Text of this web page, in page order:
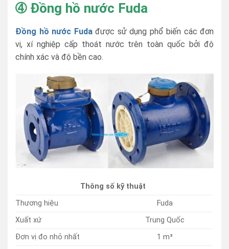
➃ Đồng hồ nước Fuda
Đồng hồ nước Fuda được sử dụng phổ biến các đơn
vị, xí nghiệp cấp thoát nước trên toàn quốc bởi độ
chính xác và độ bền cao.
Thông số kỹ thuật
Thương hiệu
Fuda
Xuất xứ
Trung Quốc
Đơn vị đo nhỏ nhất
1 m³